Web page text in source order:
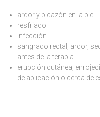
ardor y picazón en la piel
resfriado
infección
sangrado rectal, ardor,
antes de la terapia
erupción cutánea,
de aplicación o cerca de